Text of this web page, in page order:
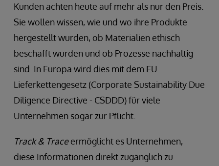
Kunden achten heute auf mehr als nur den Preis.
Sie wollen wissen, wie und wo ihre Produkte
hergestellt wurden, ob Materialien ethisch
beschafft wurden und ob Prozesse nachhaltig
sind. In Europa wird dies mit dem EU
Lieferkettengesetz (Corporate Sustainability Due
Diligence Directive - CSDDD) für viele
Unternehmen sogar zur Pflicht.
Track & Traceermöglicht es Unternehmen,
diese Informationen direkt zugänglich zu